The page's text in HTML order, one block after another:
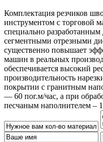
Комплектация резчиков
инструментом с
специально
сегментными отрезными
существенно повышает
машин в реальных
обеспечивается высокий
производительность
покрытии с гранитным
— 60 пог.м/час, а при
песчаным наполнителем –